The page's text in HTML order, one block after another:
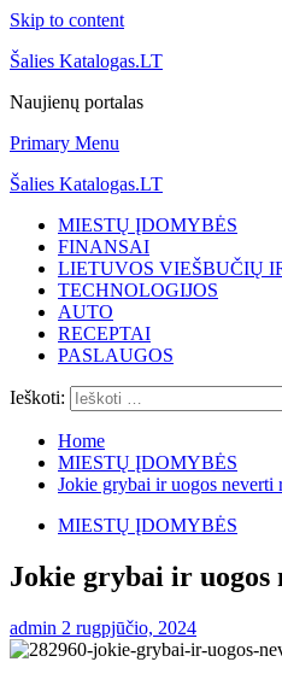
Skip to content
Šalies Katalogas.LT
Naujienų portalas
Primary Menu
Šalies Katalogas.LT
MIESTŲ ĮDOMYBĖS
FINANSAI
LIETUVOS VIEŠBUČIŲ
TECHNOLOGIJOS
AUTO
RECEPTAI
PASLAUGOS
Ieškoti:
Home
MIESTŲ ĮDOMYBĖS
Jokie grybai ir uogos neverti
MIESTŲ ĮDOMYBĖS
Jokie grybai ir
admin 2 rugpjūčio, 2024